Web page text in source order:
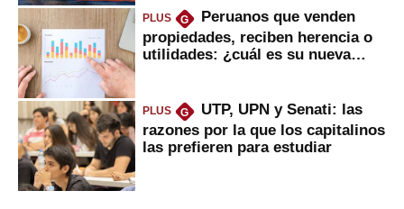
PLUS G
Peruanos que venden
propiedades, reciben herencia o
utilidades: ¿cuál es su nueva
PLUS G
UTP, UPN y Senati: las
razones por la que los capitalinos
las prefieren para estudiar